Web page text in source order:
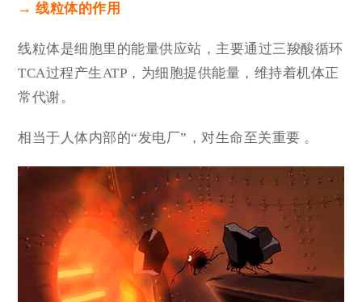
→ 线粒体的作用
线粒体是细胞里的能量供应站， 主要通过三羧酸循环
TCA过程产生ATP，为细胞提供能量， 维持着机体正
常代谢。
相当于人体内部的“发电厂”，对生命至关重要 。